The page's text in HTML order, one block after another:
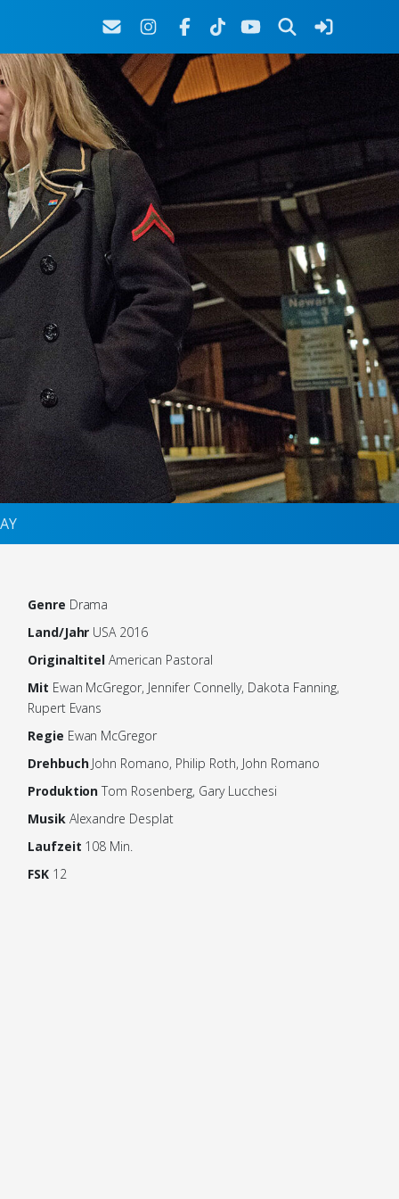
Genre Drama
Land/Jahr USA 2016
Originaltitel American Pastoral
Mit Ewan McGregor, Jennifer Connelly, Dakota Fanning,
Rupert Evans
Regie Ewan McGregor
Drehbuch John Romano, Philip Roth, John Romano
Produktion Tom Rosenberg, Gary Lucchesi
Musik Alexandre Desplat
Laufzeit 108 Min.
FSK 12